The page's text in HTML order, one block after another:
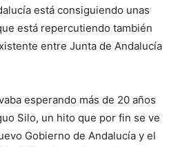
está consiguiendo unas
está repercutiendo también
entre Junta de Andalucía
esperando más de 20 años
Silo, un hito que por fin se ve
Gobierno de Andalucía y el